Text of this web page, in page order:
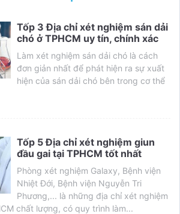
Tốp 3 Địa chỉ xét nghiệm sán dải
chó ở TPHCM uy tín, chính xác
Làm xét nghiệm sán dải chó là cách
đơn giản nhất để phát hiện ra sự xuất
hiện của sán dải chó bên trong cơ thể
Tốp 5 Địa chỉ xét nghiệm giun
đầu gai tại TPHCM tốt nhất
Phòng xét nghiệm Galaxy, Bệnh viện
Nhiệt Đới, Bệnh viện Nguyễn Tri
Phương,... là những địa chỉ xét nghiệm
chất lượng, có quy trình làm...